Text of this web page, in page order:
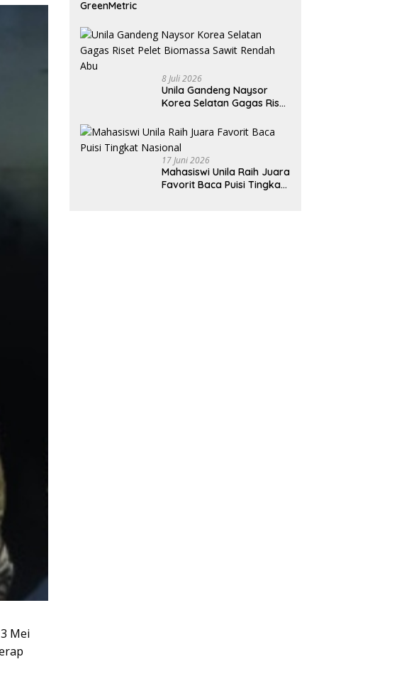
Mei
GreenMetric
8 Juli 2026
Unila Gandeng Naysor
Korea Selatan Gagas Riset
Rendah Abu
17 Juni 2026
Mahasiswi Unila Raih Juara
Favorit Baca Puisi Tingkat